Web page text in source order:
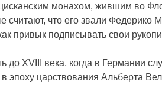
монахом, жившим во
считают, что его звали Федерико
привык подписывать свои
до XVIII века, когда в Германии
эпоху царствования Альберта